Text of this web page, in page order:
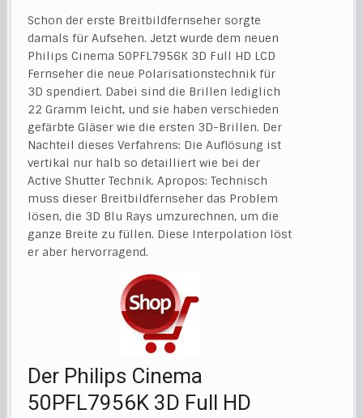
Schon der erste Breitbildfernseher sorgte
damals für Aufsehen. Jetzt wurde dem neuen
Philips Cinema 50PFL7956K 3D Full HD LCD
Fernseher die neue Polarisationstechnik für
3D spendiert. Dabei sind die Brillen lediglich
22 Gramm leicht, und sie haben verschieden
gefärbte Gläser wie die ersten 3D-Brillen. Der
Nachteil dieses Verfahrens: Die Auflösung ist
vertikal nur halb so detailliert wie bei der
Active Shutter Technik. Apropos: Technisch
muss dieser Breitbildfernseher das Problem
lösen, die 3D Blu Rays umzurechnen, um die
ganze Breite zu füllen. Diese Interpolation löst
er aber hervorragend.
Der Philips Cinema
50PFL7956K 3D Full HD